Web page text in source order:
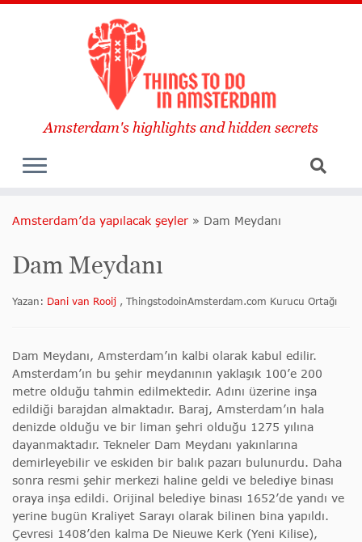
Amsterdam's highlights and hidden secrets
Amsterdam’da yapılacak şeyler » Dam Meydanı
Dam Meydanı
Yazan: Dani van Rooij , ThingstodoinAmsterdam.com Kurucu Ortağı
Dam Meydanı, Amsterdam’ın kalbi olarak kabul edilir.
Amsterdam’ın bu şehir meydanının yaklaşık 100’e 200
metre olduğu tahmin edilmektedir. Adını üzerine inşa
edildiği barajdan almaktadır. Baraj, Amsterdam’ın hala
denizde olduğu ve bir liman şehri olduğu 1275 yılına
dayanmaktadır. Tekneler Dam Meydanı yakınlarına
demirleyebilir ve eskiden bir balık pazarı bulunurdu. Daha
sonra resmi şehir merkezi haline geldi ve belediye binası
oraya inşa edildi. Orijinal belediye binası 1652’de yandı ve
yerine bugün Kraliyet Sarayı olarak bilinen bina yapıldı.
Çevresi 1408’den kalma De Nieuwe Kerk (Yeni Kilise),